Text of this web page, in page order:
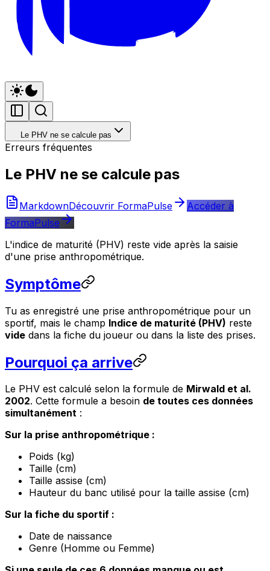
Le PHV ne se calcule pas
Erreurs fréquentes
Le PHV ne se calcule pas
MarkdownDécouvrir FormaPulse
Accéder à
FormaPulse
L'indice de maturité (PHV) reste vide après la saisie
d'une prise anthropométrique.
Symptôme
Tu as enregistré une prise anthropométrique pour un
sportif, mais le champ Indice de maturité (PHV) reste
vide dans la fiche du joueur ou dans la liste des prises.
Pourquoi ça arrive
Le PHV est calculé selon la formule de Mirwald et al.
2002. Cette formule a besoin de toutes ces données
simultanément :
Sur la prise anthropométrique :
Poids (kg)
Taille (cm)
Taille assise (cm)
Hauteur du banc utilisé pour la taille assise (cm)
Sur la fiche du sportif :
Date de naissance
Genre (Homme ou Femme)